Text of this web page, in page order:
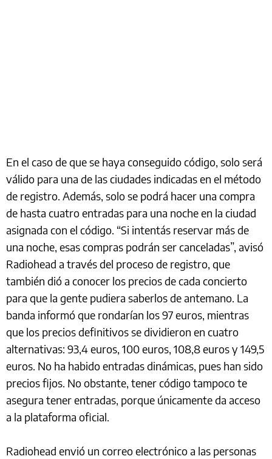
En el caso de que se haya conseguido código, solo será
válido para una de las ciudades indicadas en el método
de registro. Además, solo se podrá hacer una compra
de hasta cuatro entradas para una noche en la ciudad
asignada con el código. “Si intentás reservar más de
una noche, esas compras podrán ser canceladas”, avisó
Radiohead a través del proceso de registro, que
también dió a conocer los precios de cada concierto
para que la gente pudiera saberlos de antemano. La
banda informó que rondarían los 97 euros, mientras
que los precios definitivos se dividieron en cuatro
alternativas: 93,4 euros, 100 euros, 108,8 euros y 149,5
euros. No ha habido entradas dinámicas, pues han sido
precios fijos. No obstante, tener código tampoco te
asegura tener entradas, porque únicamente da acceso
a la plataforma oficial.
Radiohead envió un correo electrónico a las personas